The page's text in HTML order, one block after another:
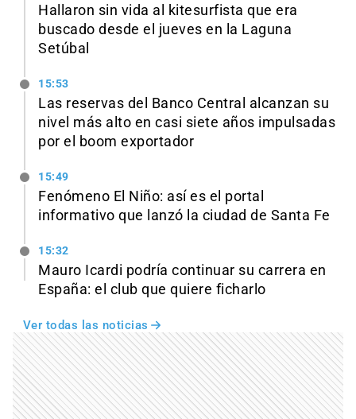
Hallaron sin vida al kitesurfista que era
buscado desde el jueves en la Laguna
Setúbal
15:53
Las reservas del Banco Central alcanzan su
nivel más alto en casi siete años impulsadas
por el boom exportador
15:49
Fenómeno El Niño: así es el portal
informativo que lanzó la ciudad de Santa Fe
15:32
Mauro Icardi podría continuar su carrera en
España: el club que quiere ficharlo
Ver todas las noticias